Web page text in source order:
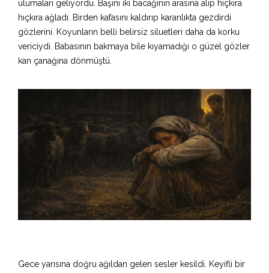
ulumaları geliyordu. Başını iki bacağının arasına alıp hıçkıra
hıçkıra ağladı. Birden kafasını kaldırıp karanlıkta gezdirdi
gözlerini. Koyunların belli belirsiz siluetleri daha da korku
vericiydi. Babasının bakmaya bile kıyamadığı o güzel gözler
kan çanağına dönmüştü.
Gece yarısına doğru ağıldan gelen sesler kesildi. Keyifli bir